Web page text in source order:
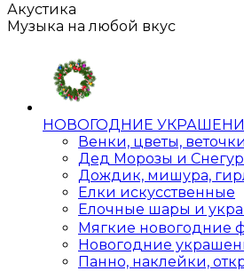
Акустика
Музыка на любой вкус
НОВОГОДНИЕ
Венки, цветы,
Дед Морозы и
Дождик, мишура,
Елки искусственные
Елочные шары и
Мягкие новогодние
Новогодние
Панно, наклейки,